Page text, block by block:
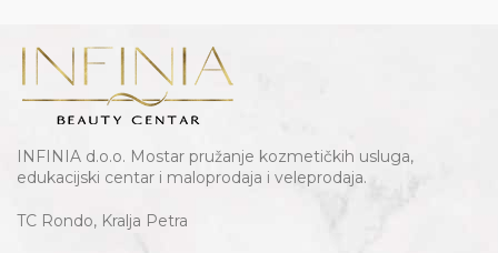
INFINIA d.o.o. Mostar pružanje kozmetičkih usluga,
edukacijski centar i maloprodaja i veleprodaja.
TC Rondo, Kralja Petra